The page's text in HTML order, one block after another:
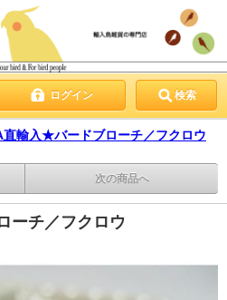
ログイン 検索
直輸入★バードブローチ／フクロウ
次の商品へ
ーチ／フクロウ